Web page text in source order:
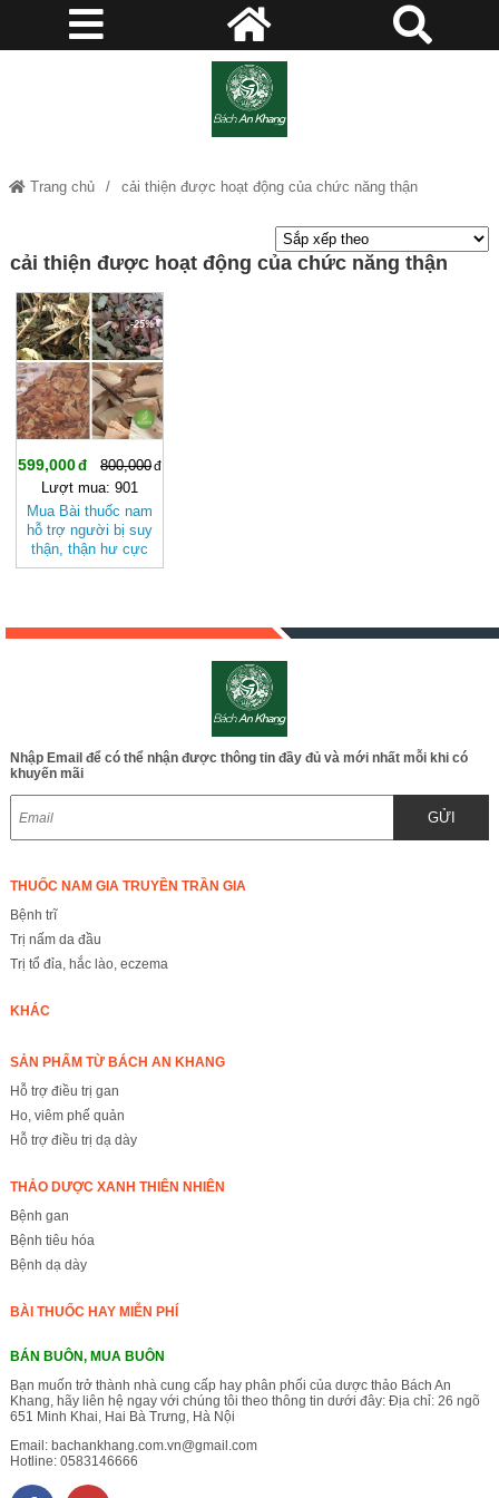
Trang chủ cải thiện được hoạt động của chức năng thận
cải thiện được hoạt động của chức năng thận
-25%
599,000
800,000
Lượt mua: 901
Mua Bài thuốc nam
hỗ trợ người bị suy
thận, thận hư cực
kỳ đơn giản, không
v2
Nhập Email để có thể nhận được thông tin đầy đủ và mới nhất mỗi khi có
khuyến mãi
GỬI
THUỐC NAM GIA TRUYỀN TRẦN GIA
Bệnh trĩ
Trị nấm da đầu
Trị tổ đỉa, hắc lào, eczema
KHÁC
SẢN PHẨM TỪ BÁCH AN KHANG
Hỗ trợ điều trị gan
Ho, viêm phế quản
Hỗ trợ điều trị dạ dày
THẢO DƯỢC XANH THIÊN NHIÊN
Bệnh gan
Bệnh tiêu hóa
Bệnh dạ dày
BÀI THUỐC HAY MIỄN PHÍ
BÁN BUÔN, MUA BUÔN
Bạn muốn trở thành nhà cung cấp hay phân phối của dược thảo Bách An
Khang, hãy liên hệ ngay với chúng tôi theo thông tin dưới đây: Địa chỉ: 26 ngõ
651 Minh Khai, Hai Bà Trưng, Hà Nội
Email: bachankhang.com.vn@gmail.com
Hotline: 0583146666